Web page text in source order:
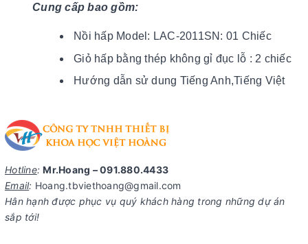
Cung cấp bao gồm:
Nồi hấp Model: LAC-2011SN: 01 Chiếc
Giỏ hấp bằng thép không gỉ đục lỗ : 2 chiếc
Hướng dẫn sử dung Tiếng Anh,Tiếng Việt
Hotline: Mr.Hoang – 091.880.4433
Email: Hoang.tbviethoang@gmail.com
Hân hạnh được phục vụ quý khách hàng trong những dự án
sắp tới!